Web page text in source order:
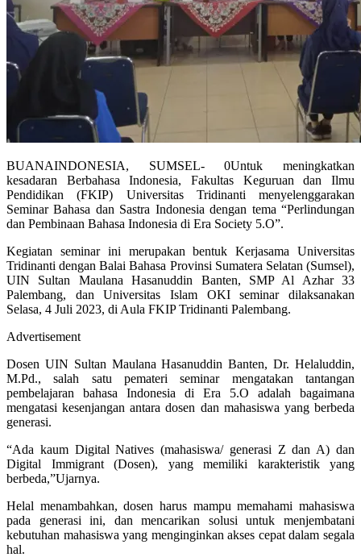
BUANAINDONESIA, SUMSEL- 0Untuk meningkatkan
kesadaran Berbahasa Indonesia, Fakultas Keguruan dan Ilmu
Pendidikan (FKIP) Universitas Tridinanti menyelenggarakan
Seminar Bahasa dan Sastra Indonesia dengan tema “Perlindungan
dan Pembinaan Bahasa Indonesia di Era Society 5.O”.
Kegiatan seminar ini merupakan bentuk Kerjasama Universitas
Tridinanti dengan Balai Bahasa Provinsi Sumatera Selatan (Sumsel),
UIN Sultan Maulana Hasanuddin Banten, SMP Al Azhar 33
Palembang, dan Universitas Islam OKI seminar dilaksanakan
Selasa, 4 Juli 2023, di Aula FKIP Tridinanti Palembang.
Advertisement
Dosen UIN Sultan Maulana Hasanuddin Banten, Dr. Helaluddin,
M.Pd., salah satu pemateri seminar mengatakan tantangan
pembelajaran bahasa Indonesia di Era 5.O adalah bagaimana
mengatasi kesenjangan antara dosen dan mahasiswa yang berbeda
generasi.
“Ada kaum Digital Natives (mahasiswa/ generasi Z dan A) dan
Digital Immigrant (Dosen), yang memiliki karakteristik yang
berbeda,”Ujarnya.
Helal menambahkan, dosen harus mampu memahami mahasiswa
pada generasi ini, dan mencarikan solusi untuk menjembatani
kebutuhan mahasiswa yang menginginkan akses cepat dalam segala
hal.